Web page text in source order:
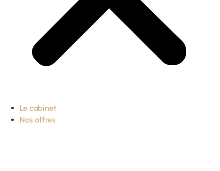
Le cabinet
Nos offres